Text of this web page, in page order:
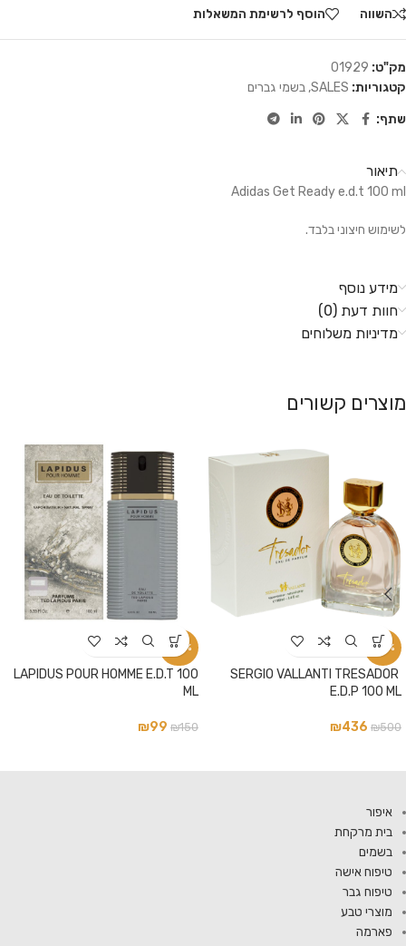
השווה הוסף לרשימת המשאלות
מק"ט: 01929
קטגוריות: SALES
,בשמי גברים
שתף:
תיאור
Adidas Get Ready e.d.t 100 ml
לשימוש חיצוני בלבד.
מידע נוסף
חוות דעת (0)
מדיניות משלוחים
מוצרים קשורים
-13%
SERGIO VALLANTI TRESADOR
E.D.P 100 ML
₪500
₪436
-34%
LAPIDUS POUR HOMME E.D.T 100
ML
₪150
₪99
איפור
בית מרקחת
בשמים
טיפוח אישה
טיפוח גבר
מוצרי טבע
פארמה